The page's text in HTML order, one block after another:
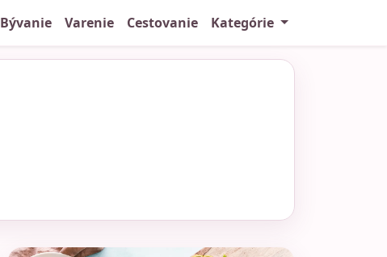
Bývanie Varenie Cestovanie Kategórie